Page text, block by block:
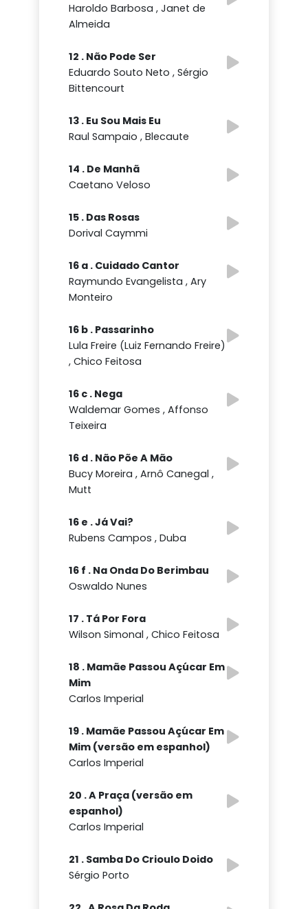
Haroldo Barbosa , Janet de
Almeida
12 . Não Pode Ser
Eduardo Souto Neto , Sérgio
Bittencourt
13 . Eu Sou Mais Eu
Raul Sampaio , Blecaute
14 . De Manhã
Caetano Veloso
15 . Das Rosas
Dorival Caymmi
16 a . Cuidado Cantor
Raymundo Evangelista , Ary
Monteiro
16 b . Passarinho
Lula Freire (Luiz Fernando Freire)
, Chico Feitosa
16 c . Nega
Waldemar Gomes , Affonso
Teixeira
16 d . Não Põe A Mão
Bucy Moreira , Arnô Canegal ,
Mutt
16 e . Já Vai?
Rubens Campos , Duba
16 f . Na Onda Do Berimbau
Oswaldo Nunes
17 . Tá Por Fora
Wilson Simonal , Chico Feitosa
18 . Mamãe Passou Açúcar Em
Mim
Carlos Imperial
19 . Mamãe Passou Açúcar Em
Mim (versão em espanhol)
Carlos Imperial
20 . A Praça (versão em
espanhol)
Carlos Imperial
21 . Samba Do Crioulo Doido
Sérgio Porto